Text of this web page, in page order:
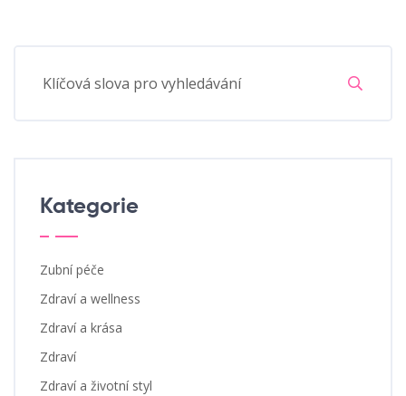
Kategorie
Zubní péče
Zdraví a wellness
Zdraví a krása
Zdraví
Zdraví a životní styl